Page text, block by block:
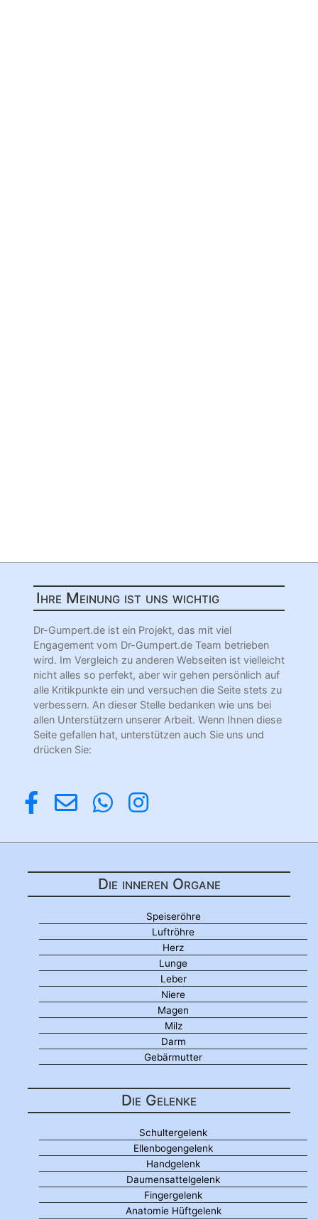
Ihre Meinung ist uns wichtig
Dr-Gumpert.de ist ein Projekt, das mit viel
Engagement vom Dr-Gumpert.de Team betrieben
wird. Im Vergleich zu anderen Webseiten ist vielleicht
nicht alles so perfekt, aber wir gehen persönlich auf
alle Kritikpunkte ein und versuchen die Seite stets zu
verbessern. An dieser Stelle bedanken wie uns bei
allen Unterstützern unserer Arbeit. Wenn Ihnen diese
Seite gefallen hat, unterstützen auch Sie uns und
drücken Sie:
Die inneren Organe
Speiseröhre
Luftröhre
Herz
Lunge
Leber
Niere
Magen
Milz
Darm
Gebärmutter
Die Gelenke
Schultergelenk
Ellenbogengelenk
Handgelenk
Daumensattelgelenk
Fingergelenk
Anatomie Hüftgelenk